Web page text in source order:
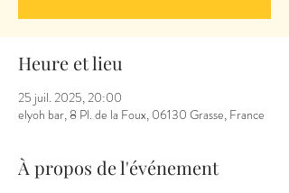
Heure et lieu
25 juil. 2025, 20:00
elyoh bar, 8 Pl. de la Foux, 06130 Grasse, France
À propos de l'événement